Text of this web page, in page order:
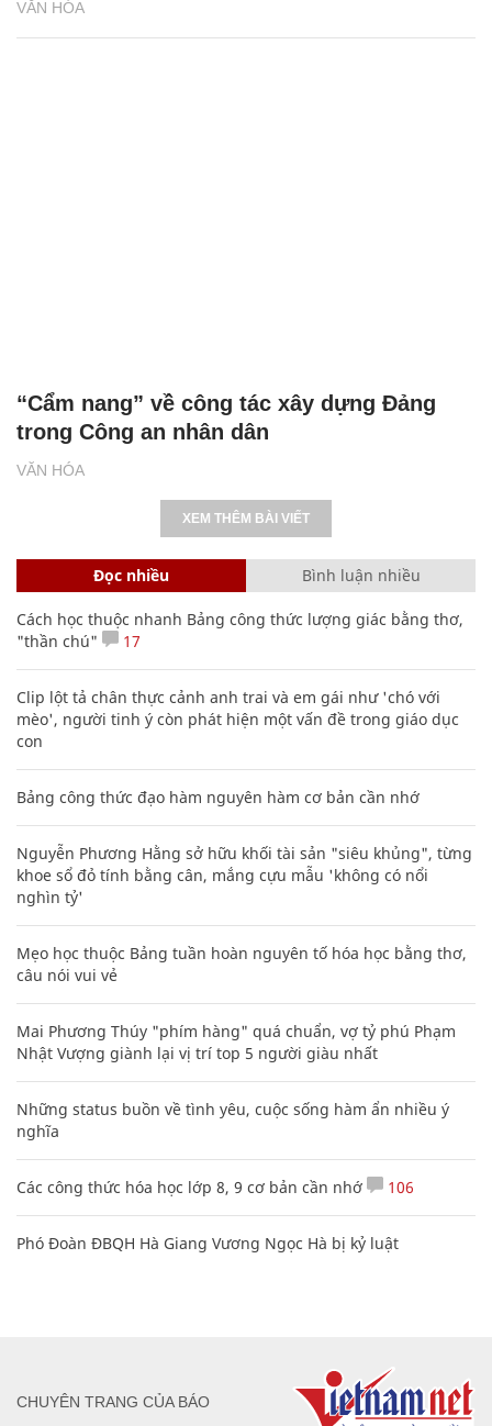
VĂN HÓA
VĂN HÓA
“Cẩm nang” về công tác xây dựng Đảng
trong Công an nhân dân
XEM THÊM BÀI VIẾT
Đọc nhiều Bình luận nhiều
Cách học thuộc nhanh Bảng công thức lượng giác bằng thơ,
"thần chú"
17
Clip lột tả chân thực cảnh anh trai và em gái như 'chó với
mèo', người tinh ý còn phát hiện một vấn đề trong giáo dục
con
Bảng công thức đạo hàm nguyên hàm cơ bản cần nhớ
Nguyễn Phương Hằng sở hữu khối tài sản "siêu khủng", từng
khoe sổ đỏ tính bằng cân, mắng cựu mẫu 'không có nổi
nghìn tỷ'
Mẹo học thuộc Bảng tuần hoàn nguyên tố hóa học bằng thơ,
câu nói vui vẻ
Mai Phương Thúy "phím hàng" quá chuẩn, vợ tỷ phú Phạm
Nhật Vượng giành lại vị trí top 5 người giàu nhất
Những status buồn về tình yêu, cuộc sống hàm ẩn nhiều ý
nghĩa
Các công thức hóa học lớp 8, 9 cơ bản cần nhớ 106
Phó Đoàn ĐBQH Hà Giang Vương Ngọc Hà bị kỷ luật
CHUYÊN TRANG CỦA BÁO